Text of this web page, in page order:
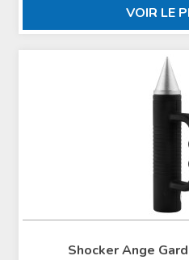
VOIR LE
Shocker Ange